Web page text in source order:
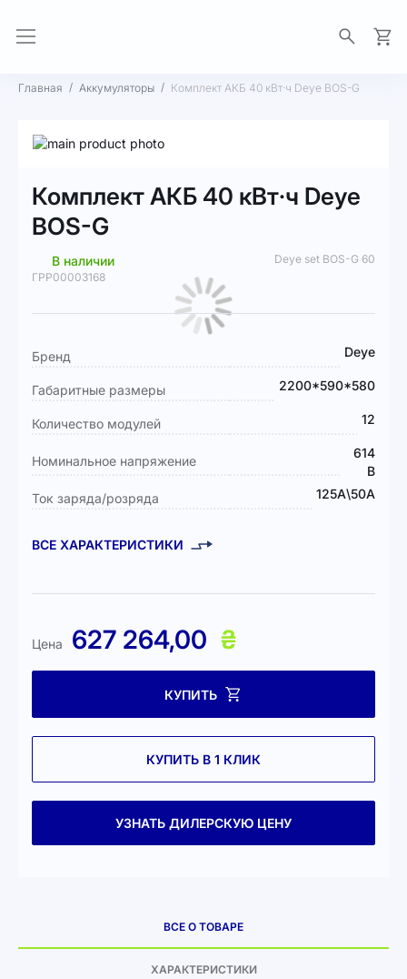
Главная Аккумуляторы Комплект АКБ 40 кВт·ч Deye BOS-G
Пропустить
к
галереям
изображений
началу
галереи
изображений
Комплект АКБ 40 кВт·ч Deye
BOS-G
В наличии
Deye set BOS-G 60
ГРР00003168
Подробная
информация
Бренд Deye
Габаритные размеры 2200*590*580
Количество модулей 12
Номинальное напряжение
614
В
Ток заряда/розряда
125А\50А
ВСЕ ХАРАКТЕРИСТИКИ
Цена 627 264,00 ₴
КУПИТЬ
КУПИТЬ В 1 КЛИК
УЗНАТЬ ДИЛЕРСКУЮ ЦЕНУ
ВСЕ О ТОВАРЕ
ХАРАКТЕРИСТИКИ